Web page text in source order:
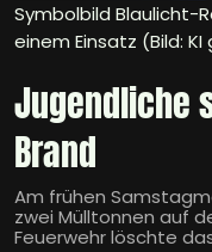
Symbolbild Blaulicht-
einem Einsatz (Bild:
Jugendliche
Brand
Am frühen
zwei Mülltonnen auf
Feuerwehr löschte